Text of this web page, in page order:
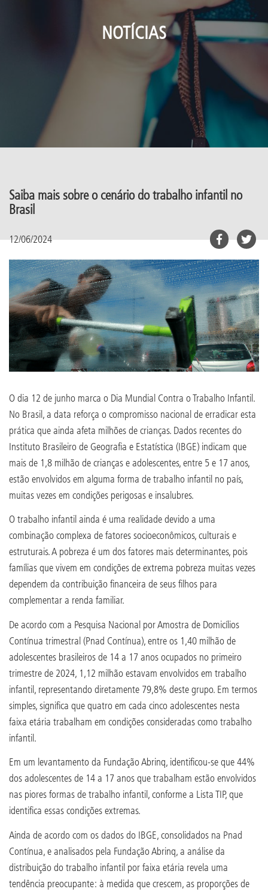
NOTÍCIAS
Saiba mais sobre o cenário do trabalho infantil no
Brasil
12/06/2024
O dia 12 de junho marca o Dia Mundial Contra o Trabalho Infantil.
No Brasil, a data reforça o compromisso nacional de erradicar esta
prática que ainda afeta milhões de crianças. Dados recentes do
Instituto Brasileiro de Geografia e Estatística (IBGE) indicam que
mais de 1,8 milhão de crianças e adolescentes, entre 5 e 17 anos,
estão envolvidos em alguma forma de trabalho infantil no país,
muitas vezes em condições perigosas e insalubres.
O trabalho infantil ainda é uma realidade devido a uma
combinação complexa de fatores socioeconômicos, culturais e
estruturais. A pobreza é um dos fatores mais determinantes, pois
famílias que vivem em condições de extrema pobreza muitas vezes
dependem da contribuição financeira de seus filhos para
complementar a renda familiar.
De acordo com a Pesquisa Nacional por Amostra de Domicílios
Contínua trimestral (Pnad Contínua), entre os 1,40 milhão de
adolescentes brasileiros de 14 a 17 anos ocupados no primeiro
trimestre de 2024, 1,12 milhão estavam envolvidos em trabalho
infantil, representando diretamente 79,8% deste grupo. Em termos
simples, significa que quatro em cada cinco adolescentes nesta
faixa etária trabalham em condições consideradas como trabalho
infantil.
Em um levantamento da Fundação Abrinq, identificou-se que 44%
dos adolescentes de 14 a 17 anos que trabalham estão envolvidos
nas piores formas de trabalho infantil, conforme a Lista TIP, que
identifica essas condições extremas.
Ainda de acordo com os dados do IBGE, consolidados na Pnad
Contínua, e analisados pela Fundação Abrinq, a análise da
distribuição do trabalho infantil por faixa etária revela uma
tendência preocupante: à medida que crescem, as proporções de